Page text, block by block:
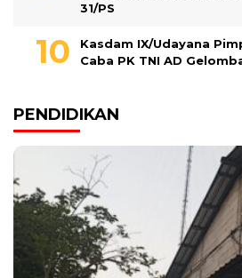
31/PS
Kasdam IX/Udayana
Caba PK TNI AD
PENDIDIKAN